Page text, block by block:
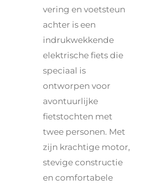
vering en voetsteun
achter is een
indrukwekkende
elektrische fiets die
speciaal is
ontworpen voor
avontuurlijke
fietstochten met
twee personen. Met
zijn krachtige motor,
stevige constructie
en comfortabele